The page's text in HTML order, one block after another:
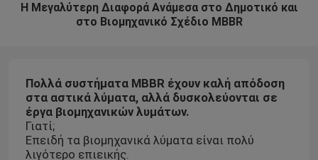
Η Μεγαλύτερη Διαφορά Ανάμεσα στο Δημοτικό και
στο Βιομηχανικό Σχέδιο MBBR
Πολλά συστήματα MBBR έχουν καλή απόδοση
στα αστικά λύματα, αλλά δυσκολεύονται σε
έργα βιομηχανικών λυμάτων.
Γιατί;
Επειδή τα βιομηχανικά λύματα είναι πολύ
λιγότερο επιεικής.